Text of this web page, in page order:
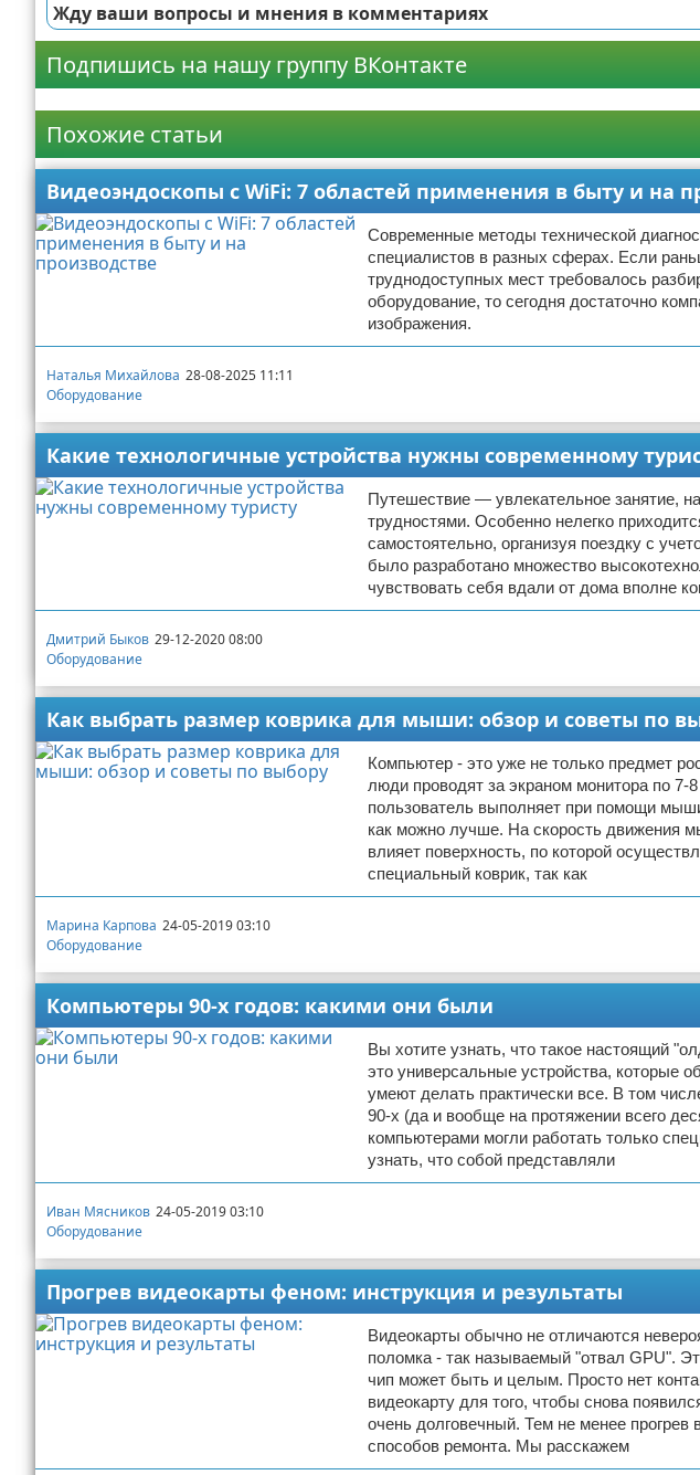
Жду ваши вопросы и мнения в комментариях
Подпишись на нашу группу ВКонтакте
Похожие статьи
Видеоэндоскопы с WiFi: 7 областей применения в быту и на
Современные методы технической
специалистов в разных сферах. Если
труднодоступных мест требовалось
оборудование, то сегодня достаточно
изображения.
Наталья Михайлова 28-08-2025 11:11
Оборудование
Какие технологичные устройства нужны современному
Путешествие — увлекательное занятие,
трудностями. Особенно нелегко
самостоятельно, организуя поездку с
было разработано множество
чувствовать себя вдали от дома вполне
Дмитрий Быков 29-12-2020 08:00
Оборудование
Как выбрать размер коврика для мыши: обзор и советы по
Компьютер - это уже не только предмет
люди проводят за экраном монитора по
пользователь выполняет при помощи
как можно лучше. На скорость движения
влияет поверхность, по которой
специальный коврик, так как
Марина Карпова 24-05-2019 03:10
Оборудование
Компьютеры 90-х годов: какими они были
Вы хотите узнать, что такое настоящий
это универсальные устройства, которые
умеют делать практически все. В том
90-х (да и вообще на протяжении всего
компьютерами могли работать только
узнать, что собой представляли
Иван Мясников 24-05-2019 03:10
Оборудование
Прогрев видеокарты феном: инструкция и результаты
Видеокарты обычно не отличаются
поломка - так называемый "отвал GPU".
чип может быть и целым. Просто нет
видеокарту для того, чтобы снова
очень долговечный. Тем не менее
способов ремонта. Мы расскажем